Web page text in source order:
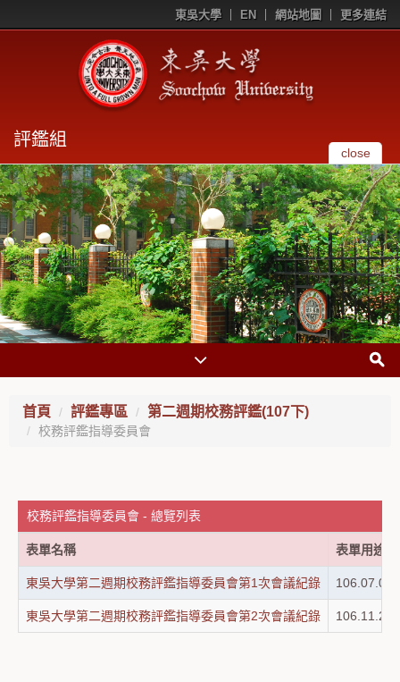
東吳大學 EN 網站地圖 更多連結
評鑑組
close
首頁 評鑑專區 第二週期校務評鑑(107下)
校務評鑑指導委員會
校務評鑑指導委員會 - 總覽列表
表單名稱 表單用途
東吳大學第二週期校務評鑑指導委員會第1次會議紀錄 106.07.03
東吳大學第二週期校務評鑑指導委員會第2次會議紀錄 106.11.29